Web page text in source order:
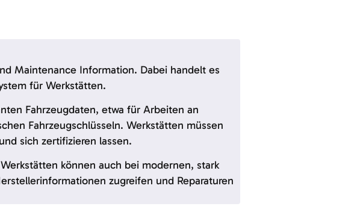
Maintenance Information. Dabei handelt es
für Werkstätten.
Fahrzeugdaten, etwa für Arbeiten an
Fahrzeugschlüsseln. Werkstätten müssen
sich zertifizieren lassen.
können auch bei modernen, stark
zugreifen und Reparaturen